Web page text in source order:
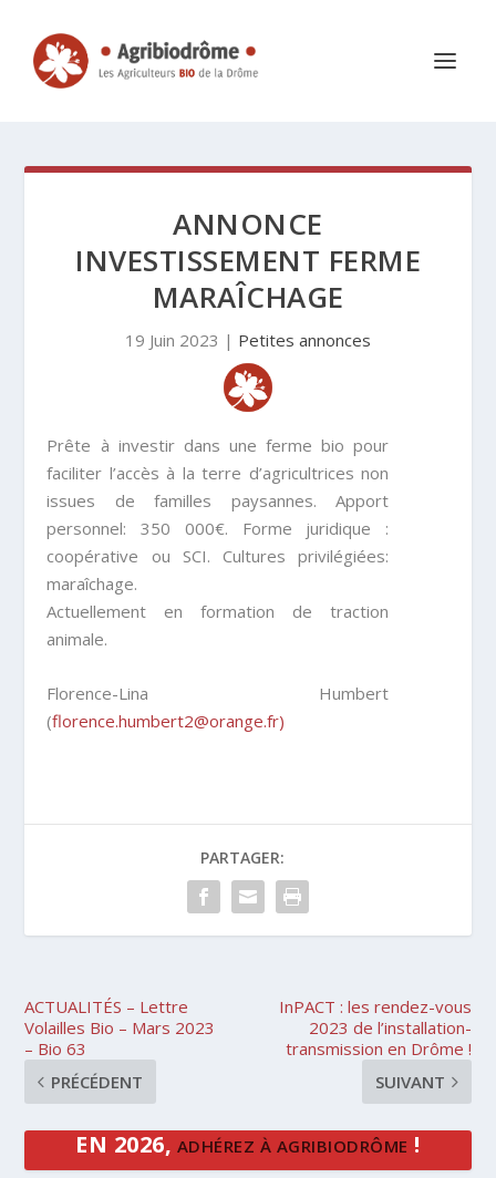
ANNONCE
INVESTISSEMENT FERME
MARAÎCHAGE
19 Juin 2023 | Petites annonces
Prête à investir dans une ferme bio pour
faciliter l’accès à la terre d’agricultrices non
issues de familles paysannes. Apport
personnel: 350 000€. Forme juridique :
coopérative ou SCI. Cultures privilégiées:
maraîchage.
Actuellement en formation de traction
animale.
Florence-Lina Humbert
(florence.humbert2@orange.fr)
PARTAGER:
ACTUALITÉS – Lettre
Volailles Bio – Mars 2023
– Bio 63
PRÉCÉDENT
InPACT : les rendez-vous
2023 de l’installation-
transmission en Drôme !
SUIVANT
EN 2026, ADHÉREZ À AGRIBIODRÔME !